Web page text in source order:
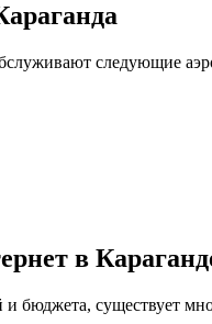
следующие
в
бюджета, существует